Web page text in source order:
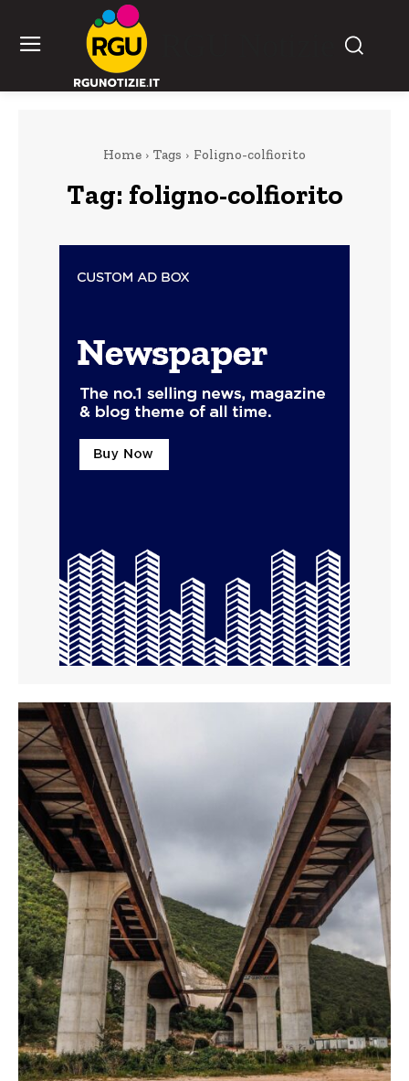
Home Tags Foligno-colfiorito
Tag: foligno-colfiorito